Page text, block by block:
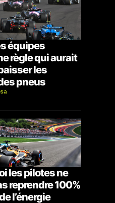
équipes
règle qui aurait
les
pneus
les pilotes ne
reprendre 100%
l’énergie